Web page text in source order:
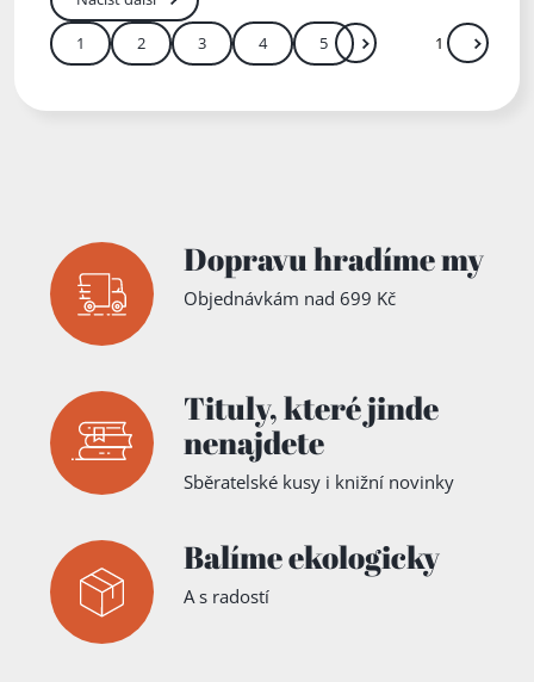
1 2 3 4 5
Další Přejít
Dopravu hradíme my
Objednávkám nad 699 Kč
Tituly,které jinde
nenajdete
Sběratelské kusy i knižní novinky
Balíme ekologicky
A s radostí